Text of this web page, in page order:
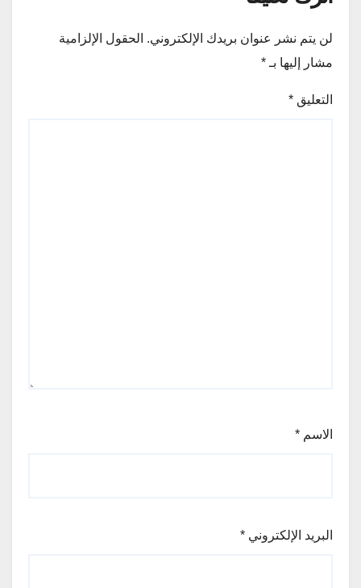
لن يتم نشر عنوان بريدك الإلكتروني. الحقول الإلزامية
مشار إليها بـ *
التعليق *
الاسم *
البريد الإلكتروني *